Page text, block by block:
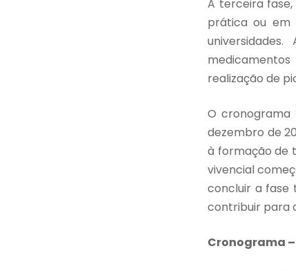
A terceira
prática ou em
realização de
O cronograma
dezembro de
à formação de
vivencial
concluir a fase
contribuir para
Cronograma